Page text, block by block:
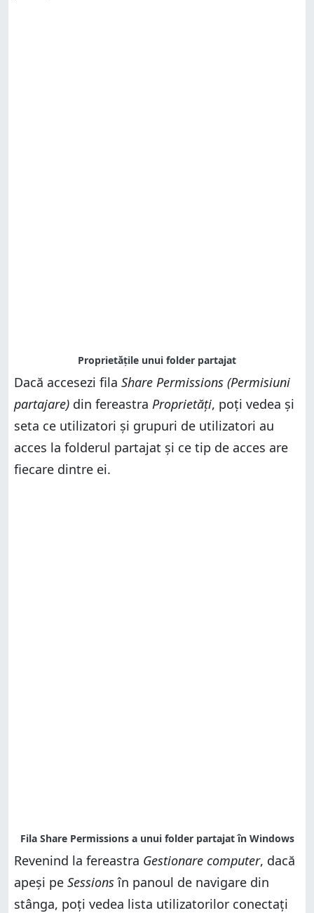
Dacă accesezi fila Share Permissions (Permisiuni
partajare) din fereastra Proprietăți, poți vedea și
seta ce utilizatori și grupuri de utilizatori au
acces la folderul partajat și ce tip de acces are
fiecare dintre ei.
Revenind la fereastra Gestionare computer, dacă
apeși pe Sessionsîn panoul de navigare din
stânga, poți vedea lista utilizatorilor conectați